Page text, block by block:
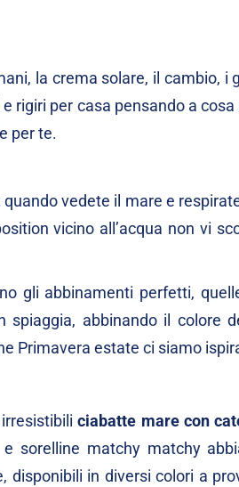
la crema solare, il cambio, i
rigiri per casa pensando a
per te.
vedete il mare e
vicino all’acqua non vi
gli abbinamenti perfetti,
abbinando il colore
Primavera estate ci siamo
irresistibiliciabatte mare con
sorelline matchy matchy
disponibili in diversi colori a